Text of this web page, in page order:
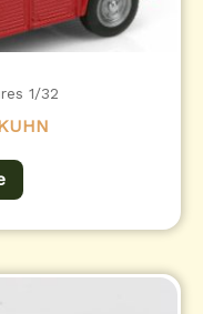
1/32